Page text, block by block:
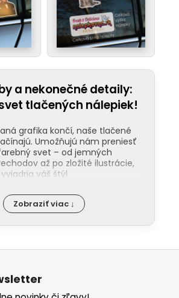
a nekonečné detaily:
tlačených nálepiek!
grafika končí, naše tlačené
Umožňujú nám preniesť
svet – od jemných
až po zložité ilustrácie,
váš štýl
pod ochranou laminácie:
k dlhej životnosti našich nálepiek
bežných nálepiek, tie naše
našom YouTube kanáli vám
rozdiel medzi matným a
Zobraziť viac ↓